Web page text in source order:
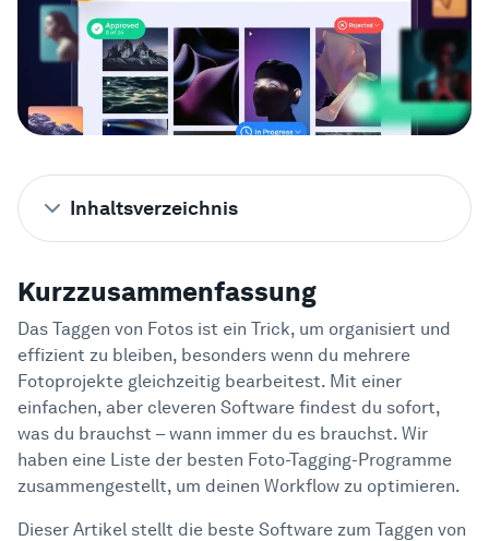
Sicherheit
Vergleichen
Kundenstimmen
Lernen
Hilfe-Center
Inhaltsverzeichnis
Willst du die beste Software zum Taggen
von Fotos für deinen Workflow finden?
3 Warum solltest du auf uns hören?
4
Was ist eine Software zum Taggen von
Fotos?
5
Wozu brauchst du eine Software zum
Taggen von Fotos?
Unsere Liste der 7 besten Programme
zum Taggen von Fotos
Kurzzusammenfassung
Das Taggen von Fotos ist ein Trick, um organisiert und
effizient zu bleiben, besonders wenn du mehrere
Fotoprojekte gleichzeitig bearbeitest. Mit einer
einfachen, aber cleveren Software findest du sofort,
was du brauchst – wann immer du es brauchst. Wir
haben eine Liste der besten Foto-Tagging-Programme
zusammengestellt, um deinen Workflow zu optimieren.
Dieser Artikel stellt die beste Software zum Taggen von